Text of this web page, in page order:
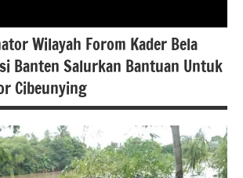
Wilayah Forom Kader Bela
Banten Salurkan Bantuan Untuk
Cibeunying